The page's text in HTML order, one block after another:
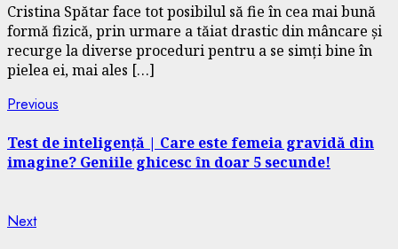
Cristina Spătar face tot posibilul să fie în cea mai bună
formă fizică, prin urmare a tăiat drastic din mâncare și
recurge la diverse proceduri pentru a se simți bine în
pielea ei, mai ales […]
Continue
Reading
Previous
Test de inteligență | Care este femeia gravidă din
imagine? Geniile ghicesc în doar 5 secunde!
NextNext